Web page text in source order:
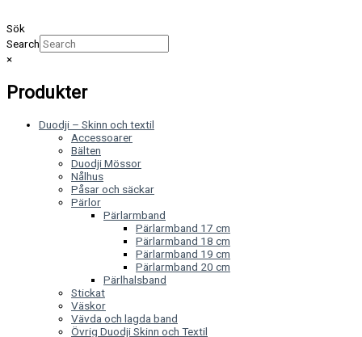
Sök
Search
×
Produkter
Duodji – Skinn och textil
Accessoarer
Bälten
Duodji Mössor
Nålhus
Påsar och säckar
Pärlor
Pärlarmband
Pärlarmband 17 cm
Pärlarmband 18 cm
Pärlarmband 19 cm
Pärlarmband 20 cm
Pärlhalsband
Stickat
Väskor
Vävda och lagda band
Övrig Duodji Skinn och Textil